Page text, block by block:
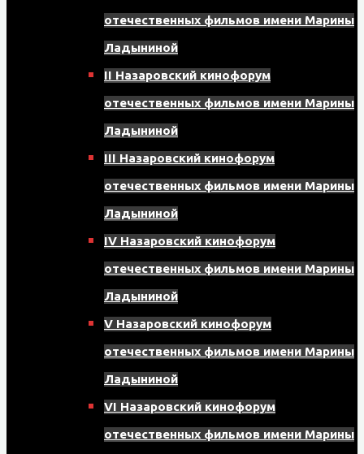
отечественных фильмов имени Марины
Ладыниной
II Назаровский кинофорум
отечественных фильмов имени Марины
Ладыниной
III Назаровский кинофорум
отечественных фильмов имени Марины
Ладыниной
IV Назаровский кинофорум
отечественных фильмов имени Марины
Ладыниной
V Назаровский кинофорум
отечественных фильмов имени Марины
Ладыниной
VI Назаровский кинофорум
отечественных фильмов имени Марины